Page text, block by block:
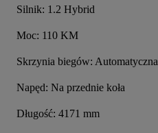
Silnik: 1.2 Hybrid
Moc: 110 KM
Skrzynia biegów: Automatyczna
Napęd: Na przednie koła
Długość: 4171 mm